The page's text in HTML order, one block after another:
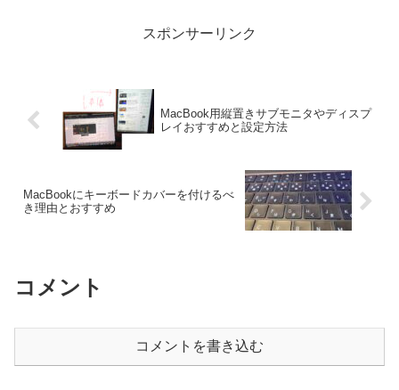
スポンサーリンク
MacBook用縦置きサブモニタやディスプ
レイおすすめと設定方法
MacBookにキーボードカバーを付けるべ
き理由とおすすめ
コメント
コメントを書き込む